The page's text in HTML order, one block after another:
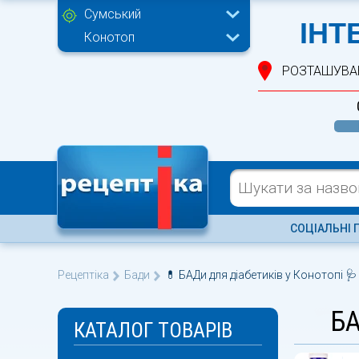
Сумський
Конотоп
СОЦІАЛЬНІ
Рецептіка Бади 💊 БАДи для діабетиків у Конотопі 🩺
КАТАЛОГ ТОВАРІВ